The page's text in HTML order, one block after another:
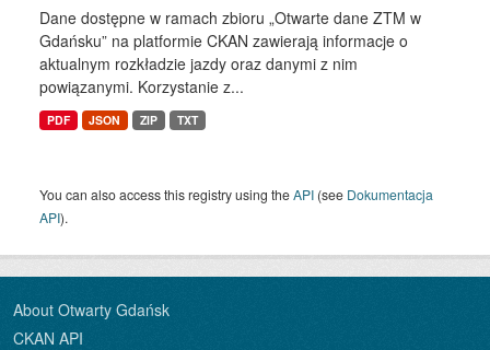
Dane dostępne w ramach zbioru „Otwarte dane ZTM w
Gdańsku” na platformie CKAN zawierają informacje o
aktualnym rozkładzie jazdy oraz danymi z nim
powiązanymi. Korzystanie z...
PDF JSON ZIP TXT
You can also access this registry using theAPI (see Dokumentacja
API).
About Otwarty Gdańsk
CKAN API